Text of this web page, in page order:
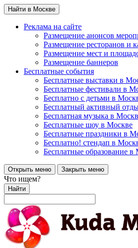
Найти в Москве
Реклама на сайте
Размещение анонсов
Размещение ресторанов и
Размещение мест и
Размещение баннеров
Бесплатные события
Бесплатные выставки в
Бесплатные фестивали в
Бесплатно с детьми в
Бесплатный активный
Бесплатная музыка в
Бесплатные шоу в Москве
Бесплатные праздники в
Бесплатно! стендап в
Бесплатные образование в
Открыть меню Закрыть меню
Что ищем?
Найти